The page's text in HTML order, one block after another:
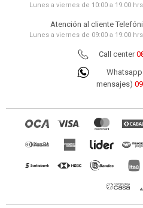
Lunes a viernes de 10:00 a 19:00
Atención al cliente
Lunes a viernes de 09:00 a 19:00
Call center
mensajes)